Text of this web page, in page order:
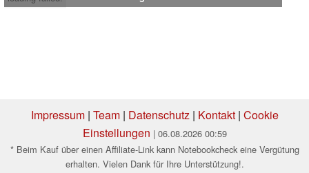
Impressum| Team| Datenschutz | Kontakt| Cookie
Einstellungen | 06.08.2026 00:59
* Beim Kauf über einen Affiliate-Link kann Notebookcheck eine Vergütung
erhalten. Vielen Dank für Ihre Unterstützung!.